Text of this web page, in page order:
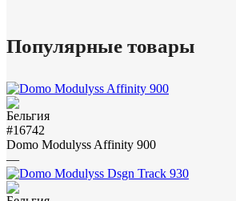
Популярные товары
#16742
Domo Modulyss Affinity 900
—